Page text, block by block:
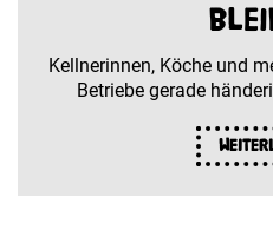
Kellnerinnen, Köche und
Betriebe gerade